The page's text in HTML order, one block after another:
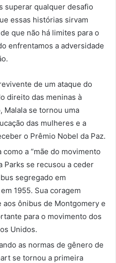
superar qualquer desafio
essas histórias sirvam
que não há limites para o
enfrentamos a adversidade
de um ataque do
direito das meninas à
Malala se tornou uma
das mulheres e a
o Prêmio Nobel da Paz.
como a “mãe do movimento
Parks se recusou a ceder
segregado em
1955. Sua coragem
ônibus de Montgomery e
para o movimento dos
Unidos.
as normas de gênero de
se tornou a primeira